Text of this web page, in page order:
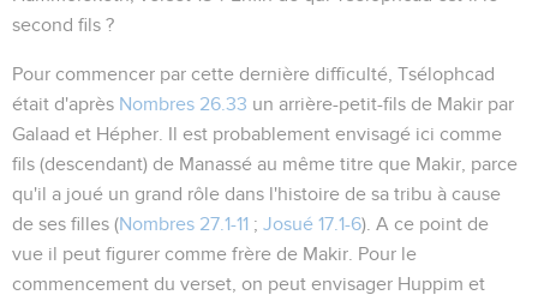
second fils ?
Pour commencer par cette dernière difficulté, Tsélophcad
était d'après Nombres 26.33 un arrière-petit-fils de Makir par
Galaad et Hépher. Il est probablement envisagé ici comme
fils (descendant) de Manassé au même titre que Makir, parce
qu'il a joué un grand rôle dans l'histoire de sa tribu à cause
de ses filles (Nombres 27.1-11 ; Josué 17.1-6). A ce point de
vue il peut figurer comme frère de Makir. Pour le
commencement du verset, on peut envisager Huppim et